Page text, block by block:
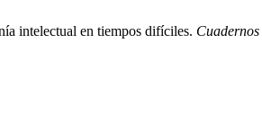
intelectual en tiempos difíciles.